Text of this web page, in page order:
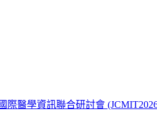
際醫學資訊聯合研討會